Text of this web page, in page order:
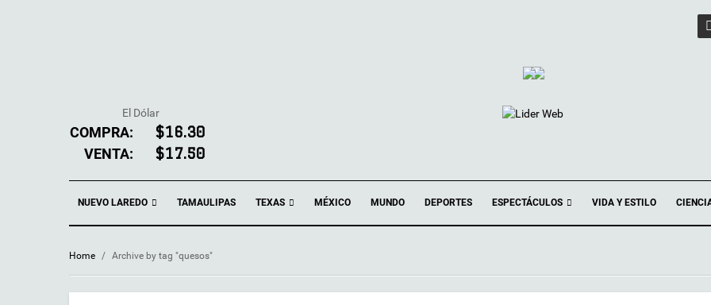
El Dólar
COMPRA: $16.30
VENTA: $17.50
NUEVO LAREDO TAMAULIPAS TEXAS MÉXICO MUNDO DEPORTES ESPECTÁCULOS VIDA Y ESTILO
Home / Archive by tag "quesos"